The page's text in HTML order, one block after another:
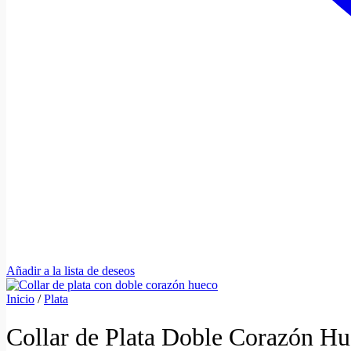
Añadir a la lista de deseos
Inicio / Plata
Collar de Plata Doble Corazón